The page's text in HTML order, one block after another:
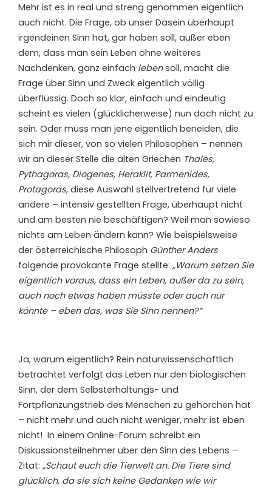
Mehr ist es in real und streng genommen eigentlich
auch nicht. Die Frage, ob unser Dasein überhaupt
irgendeinen Sinn hat, gar haben soll, außer eben
dem, dass man sein Leben ohne weiteres
Nachdenken, ganz einfach lebensoll, macht die
Frage über Sinn und Zweck eigentlich völlig
überflüssig. Doch so klar, einfach und eindeutig
scheint es vielen (glücklicherweise) nun doch nicht zu
sein. Oder muss man jene eigentlich beneiden, die
sich mir dieser, von so vielen Philosophen – nennen
wir an dieser Stelle die alten Griechen Thales,
Pythagoras, Diogenes, Heraklit, Parmenides,
Protagoras, diese Auswahl stellvertretend für viele
andere – intensiv gestellten Frage, überhaupt nicht
und am besten nie beschäftigen? Weil man sowieso
nichts am Leben ändern kann? Wie beispielsweise
der österreichische Philosoph Günther Anders
folgende provokante Frage stellte: „Warum setzen Sie
eigentlich voraus, dass ein Leben, außer da zu sein,
auch noch etwas haben müsste oder auch nur
könnte – eben das, was Sie Sinn nennen?“
Ja, warum eigentlich? Rein naturwissenschaftlich
betrachtet verfolgt das Leben nur den biologischen
Sinn, der dem Selbsterhaltungs- und
Fortpflanzungstrieb des Menschen zu gehorchen hat
– nicht mehr und auch nicht weniger, mehr ist eben
nicht! In einem Online-Forum schreibt ein
Diskussionsteilnehmer über den Sinn des Lebens –
Zitat: „Schaut euch die Tierwelt an. Die Tiere sind
glücklich, da sie sich keine Gedanken wie wir